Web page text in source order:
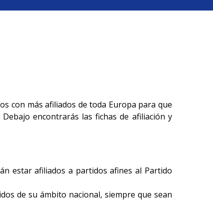
con más afiliados de toda Europa para que
encontrarás las fichas de afiliación y
estar afiliados a partidos afines al Partido
de su ámbito nacional, siempre que sean